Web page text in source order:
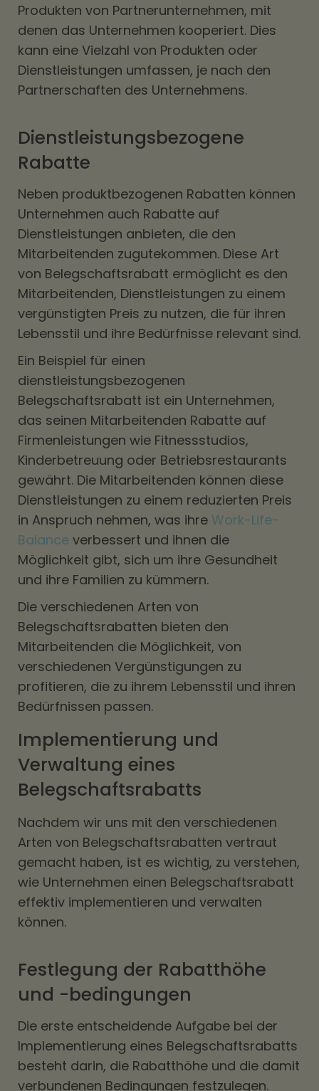
Produkten von Partnerunternehmen, mit
denen das Unternehmen kooperiert. Dies
kann eine Vielzahl von Produkten oder
Dienstleistungen umfassen, je nach den
Partnerschaften des Unternehmens.
Dienstleistungsbezogene
Rabatte
Neben produktbezogenen Rabatten können
Unternehmen auch Rabatte auf
Dienstleistungen anbieten, die den
Mitarbeitenden zugutekommen. Diese Art
von Belegschaftsrabatt ermöglicht es den
Mitarbeitenden, Dienstleistungen zu einem
vergünstigten Preis zu nutzen, die für ihren
Lebensstil und ihre Bedürfnisse relevant sind.
Ein Beispiel für einen
dienstleistungsbezogenen
Belegschaftsrabatt ist ein Unternehmen,
das seinen Mitarbeitenden Rabatte auf
Firmenleistungen wie Fitnessstudios,
Kinderbetreuung oder Betriebsrestaurants
gewährt. Die Mitarbeitenden können diese
Dienstleistungen zu einem reduzierten Preis
in Anspruch nehmen, was ihre Work-Life-
Balance verbessert und ihnen die
Möglichkeit gibt, sich um ihre Gesundheit
und ihre Familien zu kümmern.
Die verschiedenen Arten von
Belegschaftsrabatten bieten den
Mitarbeitenden die Möglichkeit, von
verschiedenen Vergünstigungen zu
profitieren, die zu ihrem Lebensstil und ihren
Bedürfnissen passen.
Implementierung und
Verwaltung eines
Belegschaftsrabatts
Nachdem wir uns mit den verschiedenen
Arten von Belegschaftsrabatten vertraut
gemacht haben, ist es wichtig, zu verstehen,
wie Unternehmen einen Belegschaftsrabatt
effektiv implementieren und verwalten
können.
Festlegung der Rabatthöhe
und -bedingungen
Die erste entscheidende Aufgabe bei der
Implementierung eines Belegschaftsrabatts
besteht darin, die Rabatthöhe und die damit
verbundenen Bedingungen festzulegen.